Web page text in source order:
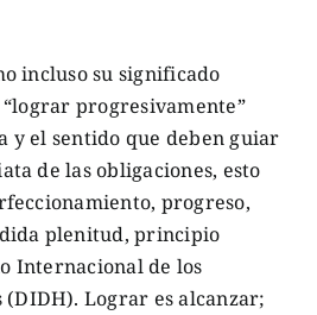
incluso su significado
progresivamente”
y el sentido que deben guiar
de las obligaciones, esto
progreso,
plenitud, principio
Internacional de los
(DIDH). Lograr es alcanzar;